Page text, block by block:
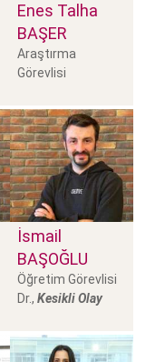
Enes Talha
BAŞER
Araştırma
Görevlisi
İsmail
BAŞOĞLU
Öğretim Görevlisi
Dr., Kesikli Olay